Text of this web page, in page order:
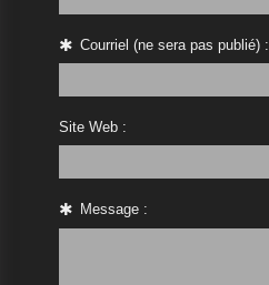
Courriel (ne sera pas publié) :
Site Web :
Message :